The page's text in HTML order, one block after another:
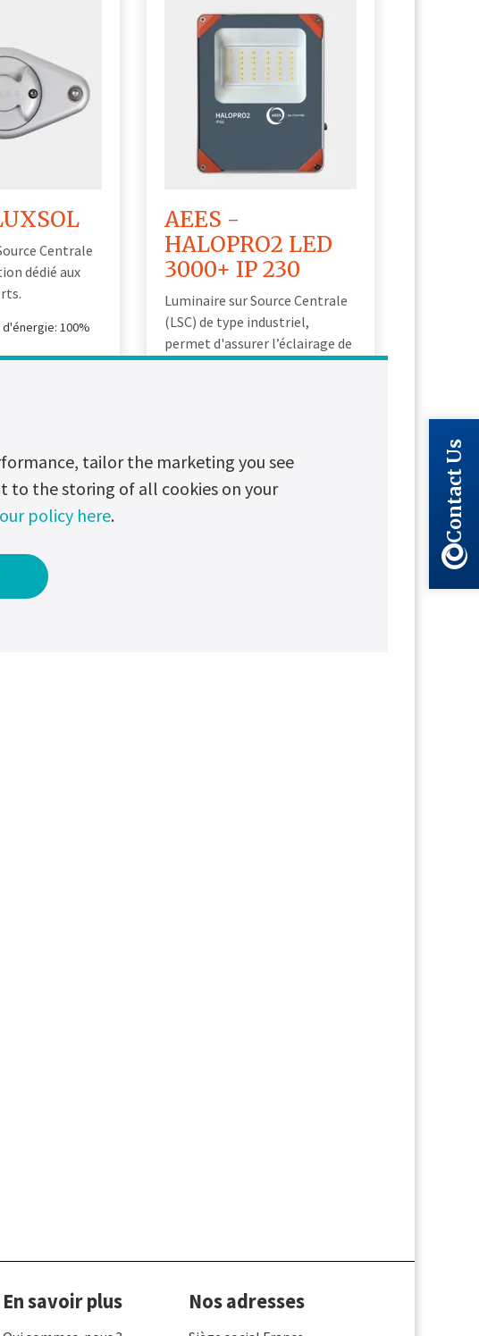
Centrale
dédié aux
100%
résistant: IP67 /
< 0.9
du produit
AEES -
HALOPRO2 LED
3000+ IP 230
Luminaire sur Source Centrale
(LSC) de type industriel,
permet d'assurer l’éclairage de
sécurité des bâtiments de
lm
120°
En savoir plus Nos adresses
Contact Us
tailor the marketing you see
to the storing of all cookies on your
policy here.